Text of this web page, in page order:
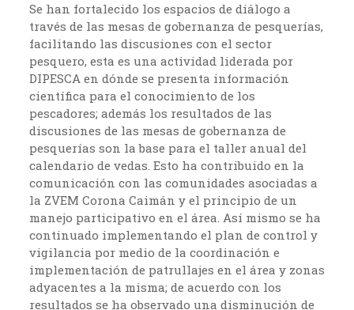
Se han fortalecido los espacios de diálogo a
través de las mesas de gobernanza de pesquerías,
facilitando las discusiones con el sector
pesquero, esta es una actividad liderada por
DIPESCA en dónde se presenta información
científica para el conocimiento de los
pescadores; además los resultados de las
discusiones de las mesas de gobernanza de
pesquerías son la base para el taller anual del
calendario de vedas. Esto ha contribuido en la
comunicación con las comunidades asociadas a
la ZVEM Corona Caimán y el principio de un
manejo participativo en el área. Así mismo se ha
continuado implementando el plan de control y
vigilancia por medio de la coordinación e
implementación de patrullajes en el área y zonas
adyacentes a la misma; de acuerdo con los
resultados se ha observado una disminución de